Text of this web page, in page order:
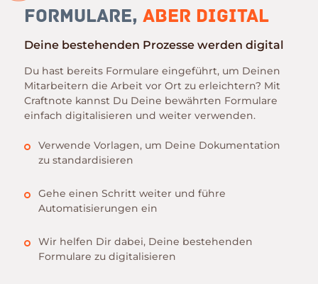
Formulare, aber Digital
Deine bestehenden Prozesse werden digital
Du hast bereits Formulare eingeführt, um Deinen
Mitarbeitern die Arbeit vor Ort zu erleichtern? Mit
Craftnote kannst Du Deine bewährten Formulare
einfach digitalisieren und weiter verwenden.
Verwende Vorlagen, um Deine Dokumentation
zu standardisieren
Gehe einen Schritt weiter und führe
Automatisierungen ein
Wir helfen Dir dabei, Deine bestehenden
Formulare zu digitalisieren